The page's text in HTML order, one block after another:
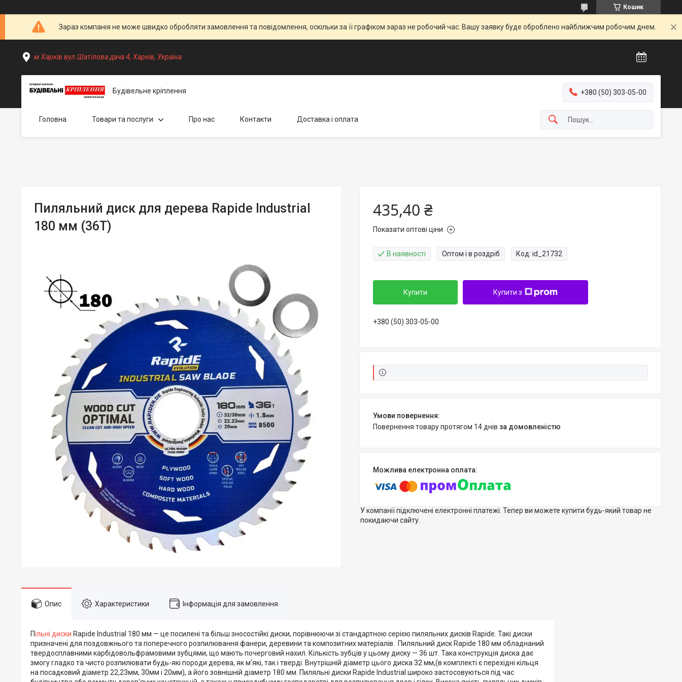
Кошик
Зараз компанія не може швидко обробляти замовлення та повідомлення, оскільки за її графіком зараз не робочий час. Вашу заявку буде оброблено найближчим робочим днем.
м.Харків вул.Шатілова дача 4, Харків, Україна
Будівельне кріплення +380 (50) 303-05-00
Головна Товари та послуги Про нас Контакти Доставка і оплата
Пиляльний диск для дерева Rapide Industrial
180 мм (36T)
435,40 ₴
Показати оптові ціни
В наявності Оптом і в роздріб Код: id_21732
Купити Купити з
+380 (50) 303-05-00
повернення товару протягом 14 днів за домовленістю
У компанії підключені електронні платежі. Тепер ви можете купити будь-який товар не
покидаючи сайту.
Опис Характеристики Інформація для замовлення
Пільні диски Rapide Industrial 180 мм — це посилені та більш зносостійкі диски, порівнюючи зі стандартною серією пиляльних дисків Rapide. Такі диски
призначені для поздовжнього та поперечного розпилювання фанери, деревини та композитних матеріалів. Пиляльний диск Rapide 180 мм обладнаний
твердосплавними карбідовольфрамовими зубцями, що мають почерговий нахил. Кількість зубців у цьому диску — 36 шт. Така конструкція диска дає
змогу гладко та чисто розпилювати будь-які породи дерева, як м'які, так і тверді. Внутрішній діаметр цього диска 32 мм,(в комплекті є перехідні кільця
на посадковий діаметр 22,23мм, 30мм і 20мм), а його зовнішній діаметр 180 мм. Пиляльні диски Rapide Industrial широко застосовуються під час